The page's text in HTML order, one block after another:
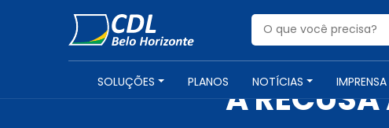
SOLUÇÕES PLANOS NOTÍCIAS IMPRENSA
A RECUSA